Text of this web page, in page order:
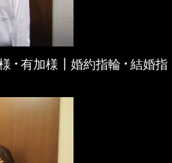
・有加様┃婚約指輪・結婚指